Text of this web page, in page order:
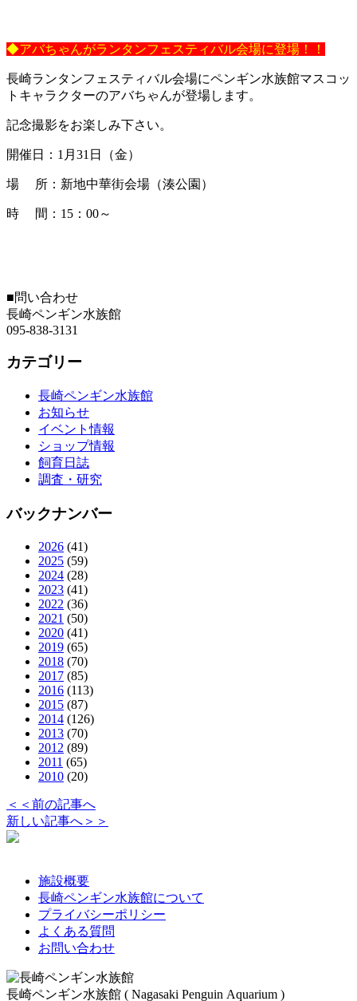
◆アバちゃんがランタンフェスティバル会場に登場！！
長崎ランタンフェスティバル会場にペンギン水族館マスコッ
トキャラクターのアバちゃんが登場します。
記念撮影をお楽しみ下さい。
開催日：1月31日（金）
場 所：新地中華街会場（湊公園）
時 間：15：00～
■問い合わせ
長崎ペンギン水族館
095-838-3131
カテゴリー
長崎ペンギン水族館
お知らせ
イベント情報
ショップ情報
飼育日誌
調査・研究
バックナンバー
2026 (41)
2025 (59)
2024 (28)
2023 (41)
2022 (36)
2021 (50)
2020 (41)
2019 (65)
2018 (70)
2017 (85)
2016 (113)
2015 (87)
2014 (126)
2013 (70)
2012 (89)
2011 (65)
2010 (20)
＜＜前の記事へ
新しい記事へ＞＞
施設概要
長崎ペンギン水族館について
プライバシーポリシー
よくある質問
お問い合わせ
長崎ペンギン水族館 ( Nagasaki Penguin Aquarium )